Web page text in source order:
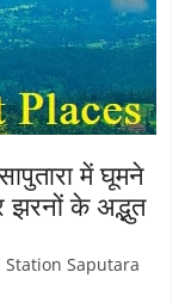
में घूमने
झरनों के अद्भुत
Saputara